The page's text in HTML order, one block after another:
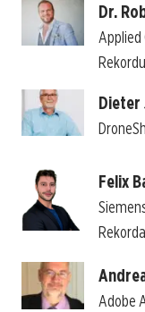
Dr.
Applied
Dieter
Felix
Adobe